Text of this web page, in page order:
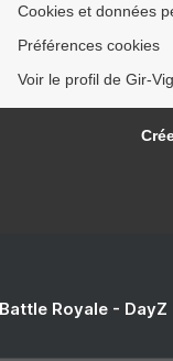
Cookies et données
Préférences cookies
Voir le profil de Gir-
Royale - DayZ